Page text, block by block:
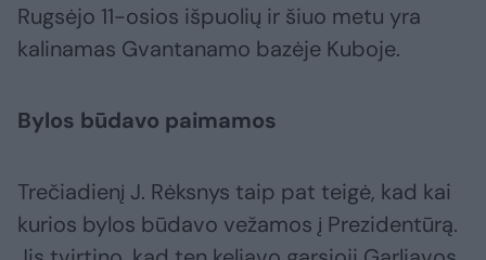
Rugsėjo 11-osios išpuolių ir šiuo metu yra
kalinamas Gvantanamo bazėje Kuboje.
Bylos būdavo paimamos
Trečiadienį J. Rėksnys taip pat teigė, kad kai
kurios bylos būdavo vežamos į Prezidentūrą.